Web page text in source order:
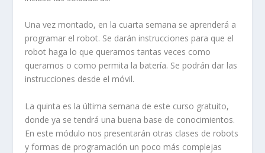
Una vez montado, en la cuarta semana se aprenderá a
programar el robot. Se darán instrucciones para que el
robot haga lo que queramos tantas veces como
queramos o como permita la batería. Se podrán dar las
instrucciones desde el móvil.
La quinta es la última semana de este curso gratuito,
donde ya se tendrá una buena base de conocimientos.
En este módulo nos presentarán otras clases de robots
y formas de programación un poco más complejas